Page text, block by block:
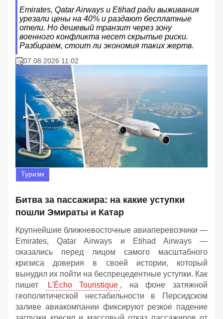
Emirates, Qatar Airways и Etihad ради выживания
урезали цены на 40% и раздают бесплатные
отели. Но дешевый транзит через зону
военного конфликта несет скрытые риски.
Разбираем, стоит ли экономия таких жертв.
07.08.2026 11:02
Туризм
Битва за пассажира: на какие уступки
пошли Эмираты и Катар
Крупнейшие ближневосточные авиаперевозчики —
Emirates, Qatar Airways и Etihad Airways —
оказались перед лицом самого масштабного
кризиса доверия в своей истории, который
вынудил их пойти на беспрецедентные уступки. Как
пишет
L'Écho Touristique , на фоне затяжной
геополитической нестабильности в Персидском
заливе авиакомпании фиксируют резкое падение